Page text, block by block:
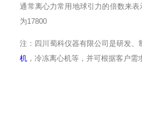
通常离心力常用地球引力的倍数来表
为17800
注：四川蜀科仪器有限公司是研发、
机 ，冷冻离心机等，并可根据客户需